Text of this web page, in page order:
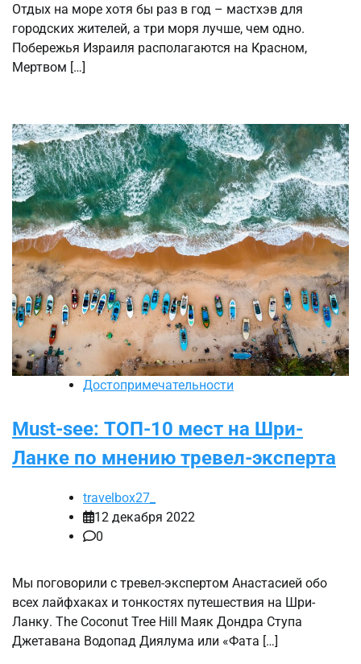
Отдых на море хотя бы раз в год – мастхэв для
городских жителей, а три моря лучше, чем одно.
Побережья Израиля располагаются на Красном,
Мертвом […]
Достопримечательности
Must-see: ТОП-10 мест на Шри-
Ланке по мнению тревел-эксперта
travelbox27_
12 декабря 2022
0
Мы поговорили с тревел-экспертом Анастасией обо
всех лайфхаках и тонкостях путешествия на Шри-
Ланку. The Coconut Tree Hill Маяк Дондра Ступа
Джетавана Водопад Диялума или «Фата […]